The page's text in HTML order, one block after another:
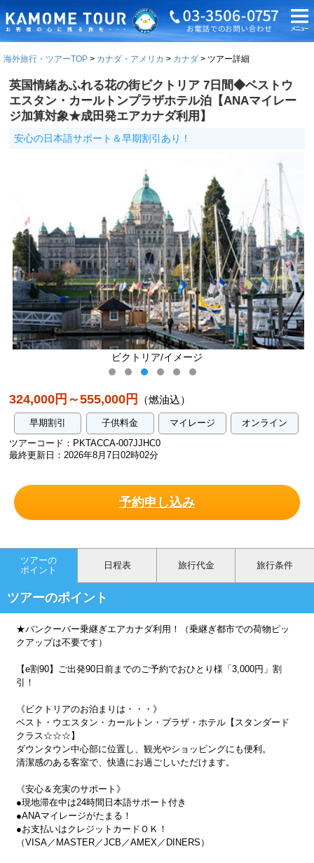
海外旅行・ツアーTOP カナダ・アメリカ カナダ ツアー詳細
英国情緒あふれる花の街ビクトリア 7日間◆ベストウ
エスタン・カールトンプラザホテル泊【ANAマイレー
ジ加算対象★成田発エアカナダ利用】
安心の日本語サポート＆早期割引あり！
ビクトリア/イメージ
324,000円～555,000円 （燃油込）
早期割引 子供料金 マイレージ
オンライン
ツアーコード：PKTACCA-007JJHC0
最終更新日：2026年8月7日02時02分
予約申し込み
ツアーの
ポイント
日程表 旅行代金 旅行条件
ツアーのポイント
★バンクーバー乗継ぎエアカナダ利用！（乗継ぎ都市での荷物ピッ
クアップは不要です）
【e割90】ご出発90日前までのご予約でおひとり様「3,000円」割
引！
《ビクトリアのお泊まりは・・・》
ベスト・ウエスタン・カールトン・プラザ・ホテル【スタンダード
クラス☆☆☆】
ダウンタウン中心部に位置し、観光やショッピングにも便利。
清潔感のある客室で、快適にお過ごしいただけます。
《安心＆充実のサポート》
●現地滞在中は24時間日本語サポート付き
●ANAマイレージがたまる！
●お支払いはクレジットカードＯＫ！
（VISA／MASTER／JCB／AMEX／DINERS）